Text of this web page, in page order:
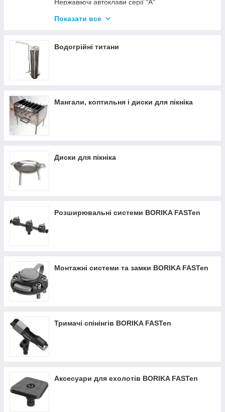
Нержавіючі автоклави серії "А"
Промислові автоклави
Комплектуючі для автоклавів
Показати все
Водогрійні титани
Мангали, коптильня і диски для пікніка
Диски для пікніка
Розширювальні системи BORIKA FASTen
Монтажні системи та замки BORIKA FASTen
Тримачі спінінгів BORIKA FASTen
Аксесуари для ехолотів BORIKA FASTen